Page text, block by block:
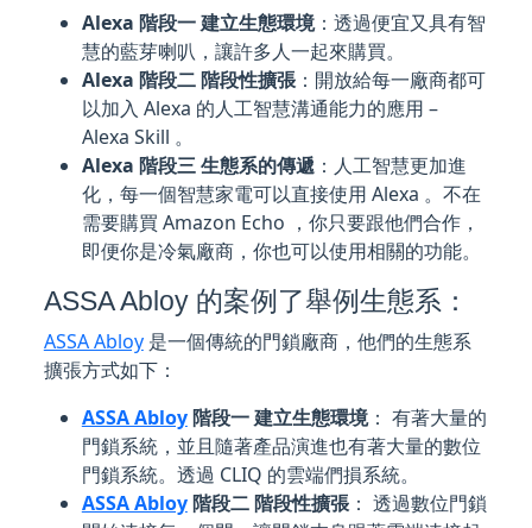
Alexa 階段一 建立生態環境：透過便宜又具有智
慧的藍芽喇叭，讓許多人一起來購買。
Alexa 階段二 階段性擴張：開放給每一廠商都可
以加入 Alexa 的人工智慧溝通能力的應用 –
Alexa Skill 。
Alexa 階段三 生態系的傳遞：人工智慧更加進
化，每一個智慧家電可以直接使用 Alexa 。不在
需要購買 Amazon Echo ，你只要跟他們合作，
即便你是冷氣廠商，你也可以使用相關的功能。
ASSA Abloy 的案例了舉例生態系：
ASSA Abloy是一個傳統的門鎖廠商，他們的生態系
擴張方式如下：
ASSA Abloy階段一 建立生態環境： 有著大量的
門鎖系統，並且隨著產品演進也有著大量的數位
門鎖系統。透過 CLIQ 的雲端們損系統。
ASSA Abloy階段二 階段性擴張： 透過數位門鎖